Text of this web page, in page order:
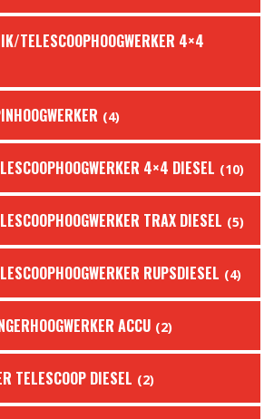
TELESCOOPHOOGWERKER 4×4
(4)
4×4 DIESEL (10)
TRAX DIESEL (5)
RUPSDIESEL (4)
ACCU (2)
TELESCOOP DIESEL (2)